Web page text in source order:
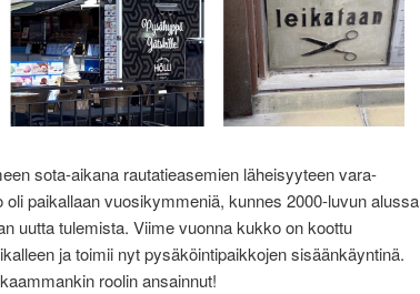
sota-aikana rautatieasemien läheisyyteen vara-
paikallaan vuosikymmeniä, kunnes 2000-luvun alussa
uutta tulemista. Viime vuonna kukko on koottu
ja toimii nyt pysäköintipaikkojen sisäänkäyntinä.
roolin ansainnut!